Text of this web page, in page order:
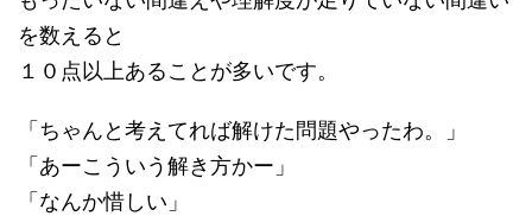
を数えると
１０点以上あることが多いです。
「ちゃんと考えてれば解けた問題やったわ。」
「あーこういう解き方かー」
「なんか惜しい」